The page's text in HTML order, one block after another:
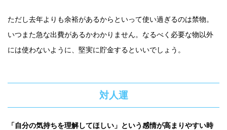
ただし去年よりも余裕があるからといって使い過ぎるのは禁物。
いつまた急な出費があるかわかりません。なるべく必要な物以外
には使わないように、堅実に貯金するといいでしょう。
対人運
「自分の気持ちを理解してほしい」という感情が高まりやすい時